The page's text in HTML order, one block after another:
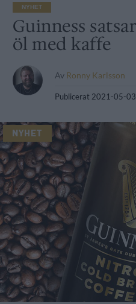
NYHET
Guinness
öl med kaffe
Av Ronny Karlsson
Publicerat 2021-05-03
NYHET